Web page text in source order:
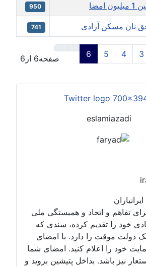
950
نان مسکن آزادی 741
صفحه6 از6 3
4
5
6
برای تفاهم و اتحاد و همبستگی ملی
خود را تقدیم کرده، سندی که
یک دولت موقت را دارد. با امضای
خود را اعلام کنید. امضای شما
نیز باشد. بداخل پتیشین بروید و